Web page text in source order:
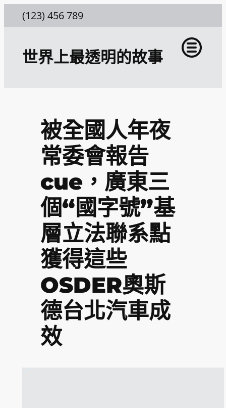
至
(123) 456 789
世界上最透明的故事
被全國人年夜
常委會報告
cue，廣東三
個“國字號”基
層立法聯系點
獲得這些
OSDER奧斯
德台北汽車成
效